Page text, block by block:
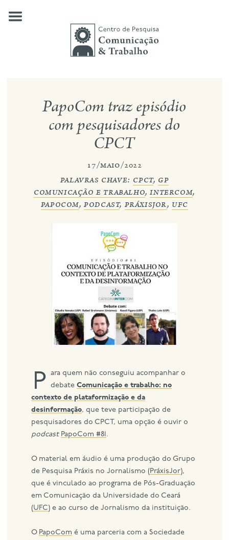
nossas pesquisas
publicações
notícias
eventos
contato
eng
PapoCom traz episódio
com pesquisadores do
CPCT
17/maio/2022
palavras chave: cpct, gp
comunicação e trabalho,intercom,
papocom,podcast, práxisjor, ufc
Para quem não conseguiu acompanhar o debateComunicação e trabalho: no
contexto de plataformização e da
desinformação, que teve participação de
pesquisadores do CPCT, uma opção é ouvir o
podcast PapoCom #81.
O material em áudio é uma produção do Grupo
de Pesquisa Práxis no Jornalismo ( PráxisJor),
que é vinculado ao programa de Pós-Graduação
em Comunicação da Universidade do Ceará
(UFC) e ao curso de Jornalismo da instituição.
O PapoCom é uma parceria com a Sociedade